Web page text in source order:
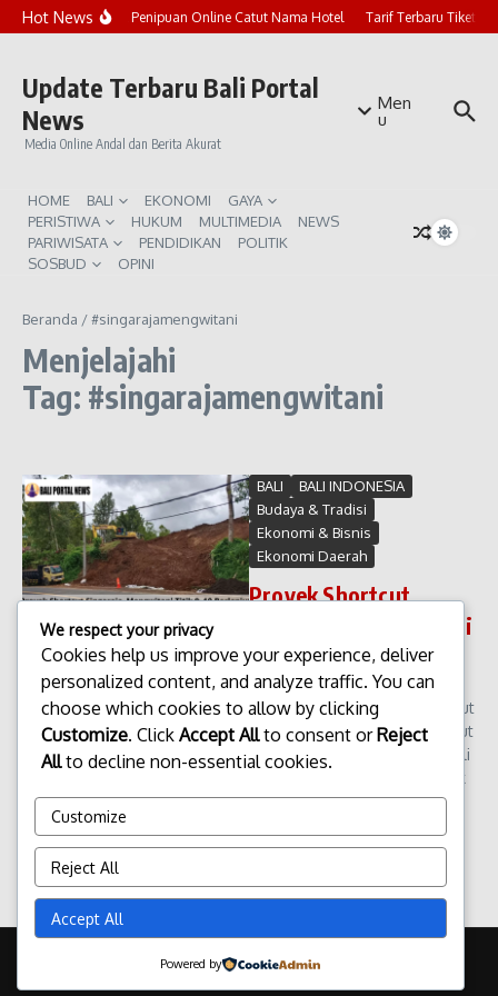
Lewati ke konten
Hot NewsMarak Penipuan Online Catut Nama Hotel Tarif Terbaru Tiket
Update Terbaru Bali Portal
News
Media Online Andal dan Berita Akurat
Men
u
HOME BALI EKONOMI
GAYA
PERISTIWA
HUKUM MULTIMEDIA
NEWS
PARIWISATA
PENDIDIKAN
POLITIK
SOSBUD
OPINI
Beranda /#singarajamengwitani
Menjelajahi
Tag: #singarajamengwitani
BALI
BALI INDONESIA
Budaya & Tradisi
Ekonomi & Bisnis
Ekonomi Daerah
Proyek Shortcut
Singaraja–Mengwitani
Titik 9–10 Berlanjut
Proyek Shortcut Singaraja–
Mengwitani Titik 9–10 Berlanjut
Pembangunan proyek Shortcut
Singaraja–Mengwitani kembali
berlanjut, khususnya pada titik
9–10 yang selama ini menjadi
admin Januari 15, 2026
Read More
Copyright © 2026 Update Terbaru Bali Portal News | Powered by
We respect your privacy
Cookies help us improve your experience, deliver
personalized content, and analyze traffic. You can
choose which cookies to allow by clicking
Customize. Click Accept Allto consent orReject
Allto decline non-essential cookies.
Customize
Reject All
Accept All
Powered by